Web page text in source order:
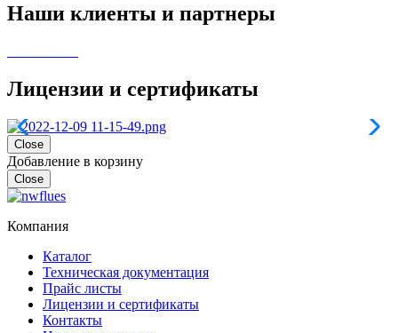
Наши клиенты и партнеры
Лицензии и сертификаты
Close
Добавление в корзину
Close
Компания
Каталог
Техническая документация
Прайс листы
Лицензии и сертификаты
Контакты